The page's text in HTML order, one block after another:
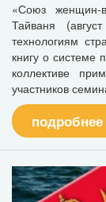
«Союз женщин-
Тайваня
технологиям
книгу о системе
коллективе
участников
подробнее